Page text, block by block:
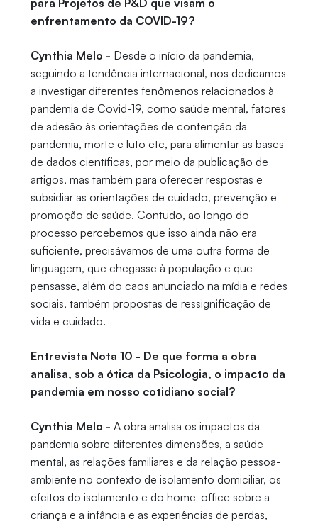
para Projetos de P&D que visam o
enfrentamento da COVID-19?
Cynthia Melo - Desde o início da pandemia,
seguindo a tendência internacional, nos dedicamos
a investigar diferentes fenômenos relacionados à
pandemia de Covid-19, como saúde mental, fatores
de adesão às orientações de contenção da
pandemia, morte e luto etc, para alimentar as bases
de dados científicas, por meio da publicação de
artigos, mas também para oferecer respostas e
subsidiar as orientações de cuidado, prevenção e
promoção de saúde. Contudo, ao longo do
processo percebemos que isso ainda não era
suficiente, precisávamos de uma outra forma de
linguagem, que chegasse à população e que
pensasse, além do caos anunciado na mídia e redes
sociais, também propostas de ressignificação de
vida e cuidado.
Entrevista Nota 10 - De que forma a obra
analisa, sob a ótica da Psicologia, o impacto da
pandemia em nosso cotidiano social?
Cynthia Melo - A obra analisa os impactos da
pandemia sobre diferentes dimensões, a saúde
mental, as relações familiares e da relação pessoa-
ambiente no contexto de isolamento domiciliar, os
efeitos do isolamento e do home-office sobre a
criança e a infância e as experiências de perdas,